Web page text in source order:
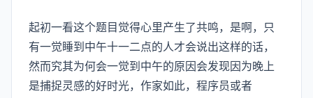
起初一看这个题目觉得心里产生了共鸣，是啊，只
有一觉睡到中午十一二点的人才会说出这样的话，
然而究其为何会一觉到中午的原因会发现因为晚上
是捕捉灵感的好时光，作家如此，程序员或者